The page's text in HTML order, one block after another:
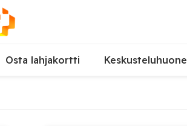
Osta lahjakortti Keskusteluhuone